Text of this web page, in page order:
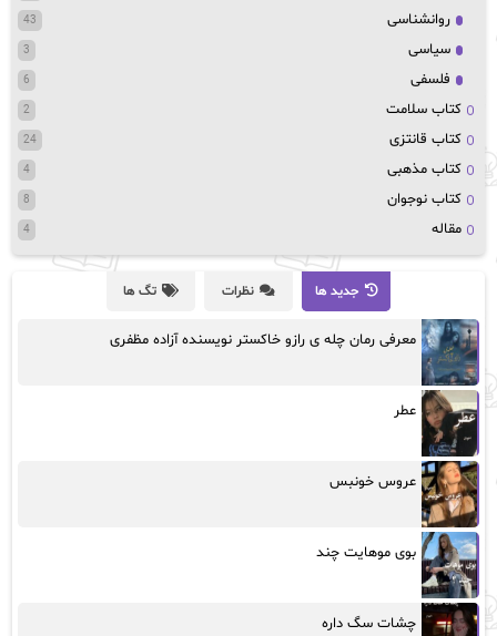
روانشناسی
43
سیاسی 3
فلسفی 6
کتاب سلامت 2
کتاب قانتزی 24
کتاب مذهبی 4
کتاب نوجوان 8
مقاله 4
جدید ها نظرات تگ ها
معرفی رمان چله ی رازو خاکستر نویسنده آزاده مظفری
عطر
عروس خونبس
بوی موهایت چند
چشات سگ داره